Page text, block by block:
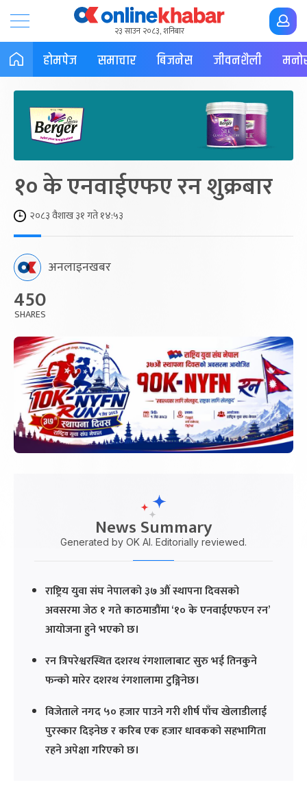
२३ साउन २०८३, शनिबार
होमपेज समाचार बिजनेस जीवनशैली
१० के एनवाईएफए रन शुक्रबार
२०८३ वैशाख ३१ गते १४:५३
अनलाइनखबर
450
SHARES
News Summary
Generated by OK AI. Editorially reviewed.
राष्ट्रिय युवा संघ नेपालको ३७ औं स्थापना दिवसको
अवसरमा जेठ १ गते काठमाडौंमा ‘१० के एनवाईएफएन रन’
आयोजना हुने भएको छ।
रन त्रिपरेश्वरस्थित दशरथ रंगशालाबाट सुरु भई तिनकुने
फन्को मारेर दशरथ रंगशालामा टुङ्गिनेछ।
विजेताले नगद ५० हजार पाउने गरी शीर्ष पाँच खेलाडीलाई
पुरस्कार दिइनेछ र करिब एक हजार धावकको सहभागिता
रहने अपेक्षा गरिएको छ।